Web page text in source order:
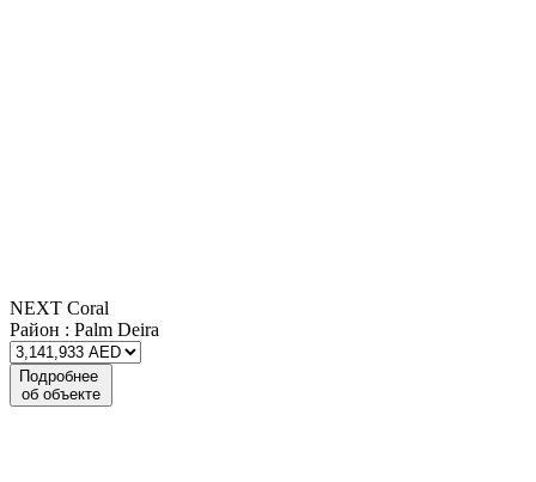
NEXT Coral
Район : Palm Deira
Подробнее
об объекте